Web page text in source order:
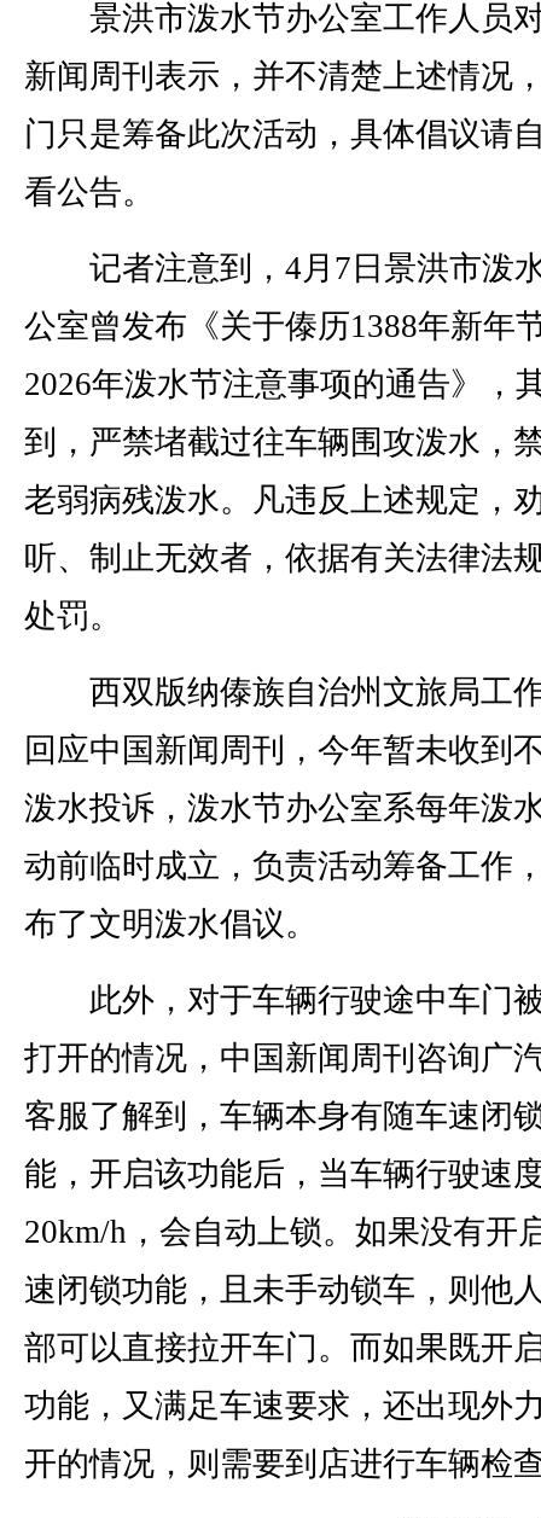
景洪市泼水节办公室工作人员
新闻周刊表示，并不清楚上述情况
门只是筹备此次活动，具体倡议请
看公告。
记者注意到，4月7日景洪市泼
公室曾发布《关于傣历1388年新年
2026年泼水节注意事项的通告》，
到，严禁堵截过往车辆围攻泼水，
老弱病残泼水。凡违反上述规定，
听、制止无效者，依据有关法律法
处罚。
西双版纳傣族自治州文旅局工
回应中国新闻周刊，今年暂未收到
泼水投诉，泼水节办公室系每年泼
动前临时成立，负责活动筹备工作
布了文明泼水倡议。
此外，对于车辆行驶途中车门
打开的情况，中国新闻周刊咨询广
客服了解到，车辆本身有随车速闭
能，开启该功能后，当车辆行驶速
20km/h，会自动上锁。如果没有开
速闭锁功能，且未手动锁车，则他
部可以直接拉开车门。而如果既开
功能，又满足车速要求，还出现外
开的情况，则需要到店进行车辆检